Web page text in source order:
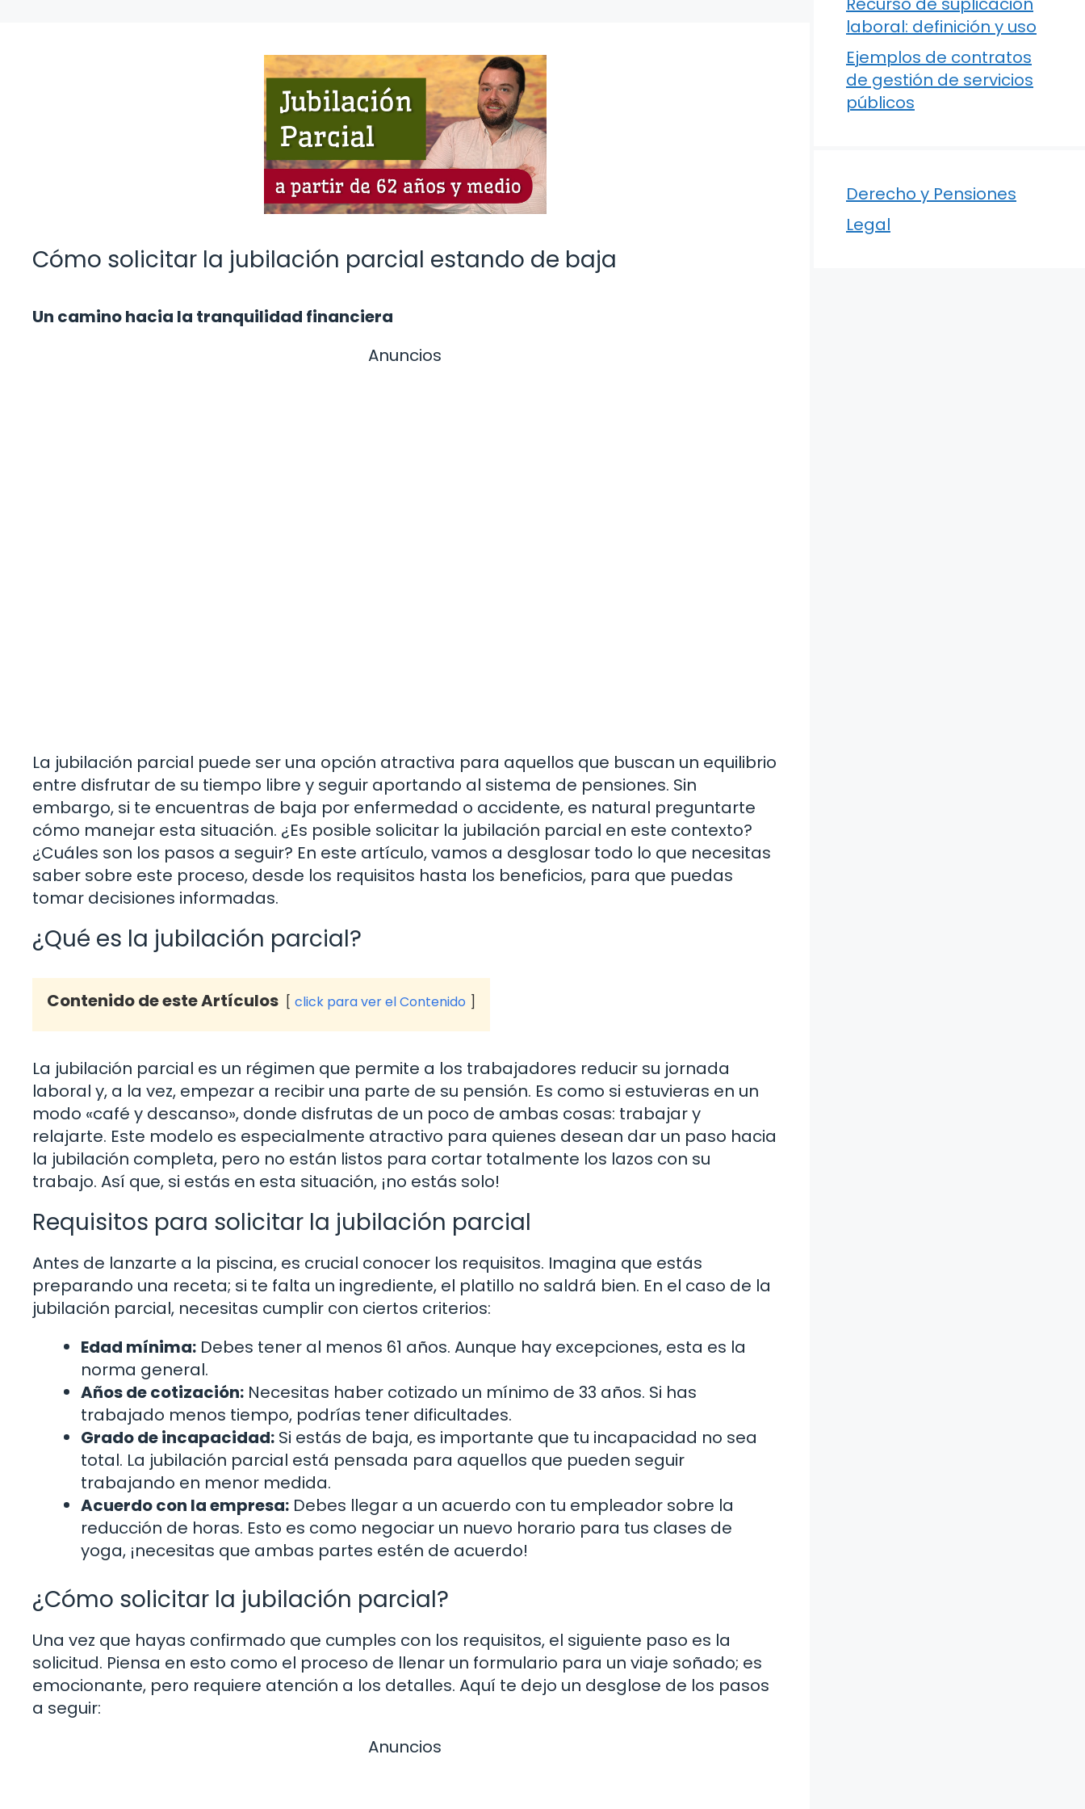
Cómo solicitar la jubilación parcial estando de baja
Un camino hacia la tranquilidad financiera
Anuncios
La jubilación parcial puede ser una opción atractiva para aquellos que buscan un equilibrio
entre disfrutar de su tiempo libre y seguir aportando al sistema de pensiones. Sin
embargo, si te encuentras de baja por enfermedad o accidente, es natural preguntarte
cómo manejar esta situación. ¿Es posible solicitar la jubilación parcial en este contexto?
¿Cuáles son los pasos a seguir? En este artículo, vamos a desglosar todo lo que necesitas
saber sobre este proceso, desde los requisitos hasta los beneficios, para que puedas
tomar decisiones informadas.
¿Qué es la jubilación parcial?
Contenido de este Artículos click para ver el Contenido
La jubilación parcial es un régimen que permite a los trabajadores reducir su jornada
laboral y, a la vez, empezar a recibir una parte de su pensión. Es como si estuvieras en un
modo «café y descanso», donde disfrutas de un poco de ambas cosas: trabajar y
relajarte. Este modelo es especialmente atractivo para quienes desean dar un paso hacia
la jubilación completa, pero no están listos para cortar totalmente los lazos con su
trabajo. Así que, si estás en esta situación, ¡no estás solo!
Requisitos para solicitar la jubilación parcial
Antes de lanzarte a la piscina, es crucial conocer los requisitos. Imagina que estás
preparando una receta; si te falta un ingrediente, el platillo no saldrá bien. En el caso de la
jubilación parcial, necesitas cumplir con ciertos criterios:
Edad mínima: Debes tener al menos 61 años. Aunque hay excepciones, esta es la
norma general.
Años de cotización: Necesitas haber cotizado un mínimo de 33 años. Si has
trabajado menos tiempo, podrías tener dificultades.
Grado de incapacidad: Si estás de baja, es importante que tu incapacidad no sea
total. La jubilación parcial está pensada para aquellos que pueden seguir
trabajando en menor medida.
Acuerdo con la empresa: Debes llegar a un acuerdo con tu empleador sobre la
reducción de horas. Esto es como negociar un nuevo horario para tus clases de
yoga, ¡necesitas que ambas partes estén de acuerdo!
¿Cómo solicitar la jubilación parcial?
Una vez que hayas confirmado que cumples con los requisitos, el siguiente paso es la
solicitud. Piensa en esto como el proceso de llenar un formulario para un viaje soñado; es
emocionante, pero requiere atención a los detalles. Aquí te dejo un desglose de los pasos
a seguir:
Anuncios
laboral: definición y uso
Ejemplos de contratos
de gestión de servicios
públicos
Derecho y Pensiones
Legal